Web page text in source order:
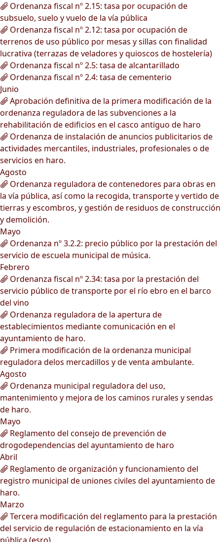
Ordenanza fiscal nº 2.15: tasa por ocupación de
subsuelo, suelo y vuelo de la vía pública
Ordenanza fiscal nº 2.12: tasa por ocupación de
terrenos de uso público por mesas y sillas con finalidad
lucrativa (terrazas de veladores y quioscos de hostelería)
Ordenanza fiscal nº 2.5: tasa de alcantarillado
Ordenanza fiscal nº 2.4: tasa de cementerio
Junio
Aprobación definitiva de la primera modificación de la
ordenanza reguladora de las subvenciones a la
rehabilitación de edificios en el casco antiguo de haro
Ordenanza de instalación de anuncios publicitarios de
actividades mercantiles, industriales, profesionales o de
servicios en haro.
Agosto
Ordenanza reguladora de contenedores para obras en
la vía pública, así como la recogida, transporte y vertido de
tierras y escombros, y gestión de residuos de construcción
y demolición.
Mayo
Ordenanza nº 3.2.2: precio público por la prestación del
servicio de escuela municipal de música.
Febrero
Ordenanza fiscal nº 2.34: tasa por la prestación del
servicio público de transporte por el río ebro en el barco
del vino
Ordenanza reguladora de la apertura de
establecimientos mediante comunicación en el
ayuntamiento de haro.
Primera modificación de la ordenanza municipal
reguladora delos mercadillos y de venta ambulante.
Agosto
Ordenanza municipal reguladora del uso,
mantenimiento y mejora de los caminos rurales y sendas
de haro.
Mayo
Reglamento del consejo de prevención de
drogodependencias del ayuntamiento de haro
Abril
Reglamento de organización y funcionamiento del
registro municipal de uniones civiles del ayuntamiento de
haro.
Marzo
Tercera modificación del reglamento para la prestación
del servicio de regulación de estacionamiento en la vía